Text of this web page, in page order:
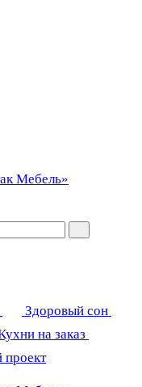
Здоровый сон
на заказ
проект